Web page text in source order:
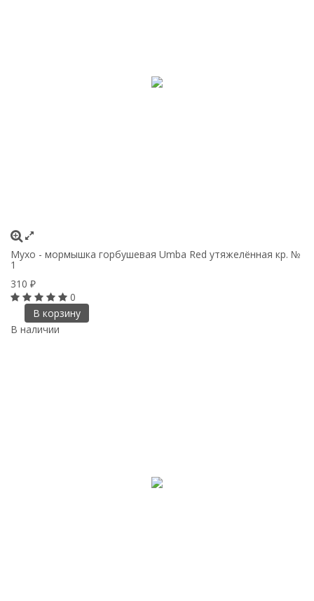
Мухо - мормышка горбушевая Umba Red утяжелённая кр. №
1
310 ₽
0
В корзину
В наличии